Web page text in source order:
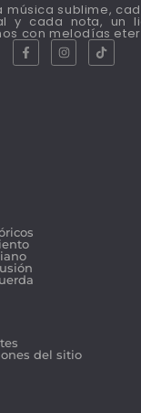
música sublime,
y cada nota, un
con melodías
del sitio